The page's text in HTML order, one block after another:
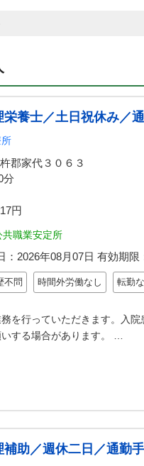
養士／土日祝休み／
郡家代３０６３
分
円
共職業安定所
： 2026年08月07日 有効期限
不問 時間外労働なし 転勤
を行っていただきます。入
する場合があります。 …
助／週休二日／通勤